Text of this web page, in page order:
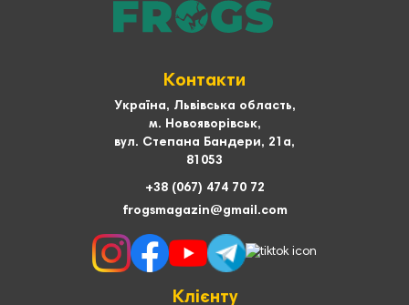
Контакти
Україна, Львівська область,
м. Новояворівськ,
вул. Степана Бандери, 21а,
81053
+38 (067) 474 70 72
frogsmagazin@gmail.com
Клієнту